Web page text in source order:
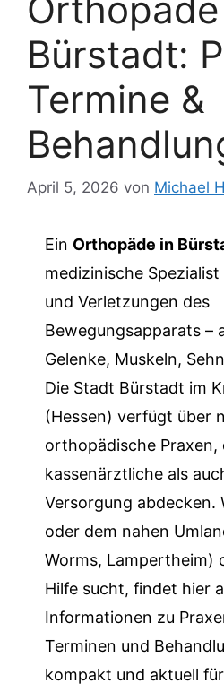
Bürstadt:
Termine &
April 5, 2026 von Michael
Ein Orthopäde in
medizinische
und Verletzungen des
Bewegungsapparats –
Gelenke, Muskeln,
Die Stadt Bürstadt im
(Hessen) verfügt über
orthopädische Praxen,
kassenärztliche als
Versorgung abdecken.
oder dem nahen
Worms, Lampertheim)
Hilfe sucht, findet hier
Informationen zu
Terminen und
kompakt und aktuell